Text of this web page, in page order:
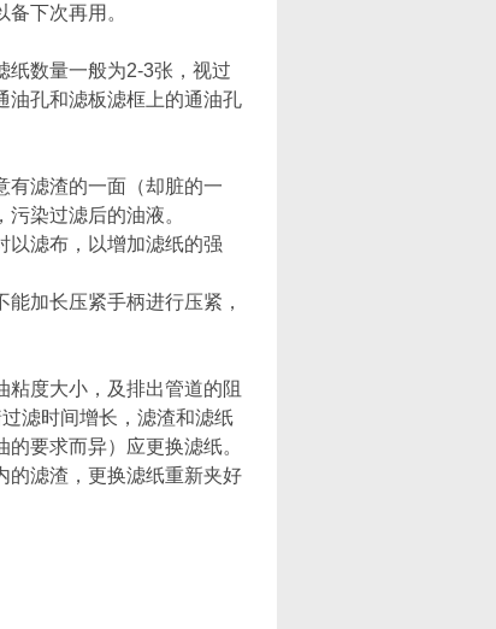
下次再用。
纸数量一般为2-3张，视过
油孔和滤板滤框上的通油孔
有滤渣的一面（却脏的一
染过滤后的油液。
以滤布，以增加滤纸的强
加长压紧手柄进行压紧，
度大小，及排出管道的阻
滤时间增长，滤渣和滤纸
要求而异）应更换滤纸。
的滤渣，更换滤纸重新夹好